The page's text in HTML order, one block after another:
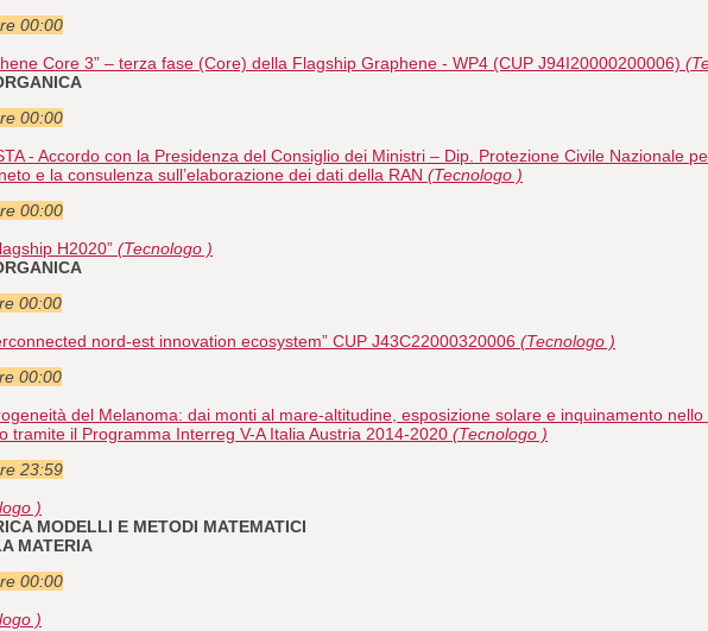
00:00
Core 3” – terza fase (Core) della Flagship Graphene - WP4 (CUP J94I20000200006)
00:00
- Accordo con la Presidenza del Consiglio dei Ministri – Dip. Protezione Civile Nazionale
e la consulenza sull’elaborazione dei dati della RAN (Tecnologo )
00:00
H2020” (Tecnologo )
00:00
nord-est innovation ecosystem” CUP J43C22000320006 (Tecnologo )
00:00
del Melanoma: dai monti al mare-altitudine, esposizione solare e inquinamento nello
tramite il Programma Interreg V-A Italia Austria 2014-2020 (Tecnologo )
23:59
)
MODELLI E METODI MATEMATICI
MATERIA
00:00
)